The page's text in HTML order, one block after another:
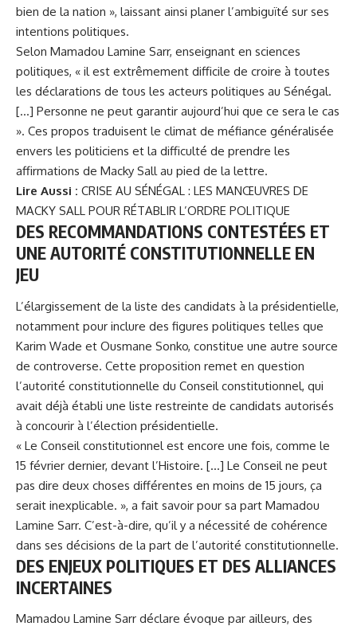
bien de la nation », laissant ainsi planer l’ambiguïté sur ses
intentions politiques.
Selon Mamadou Lamine Sarr, enseignant en sciences
politiques, « il est extrêmement difficile de croire à toutes
les déclarations de tous les acteurs politiques au Sénégal.
[…] Personne ne peut garantir aujourd’hui que ce sera le cas
». Ces propos traduisent le climat de méfiance généralisée
envers les politiciens et la difficulté de prendre les
affirmations de Macky Sall au pied de la lettre.
Lire Aussi : CRISE AU SÉNÉGAL : LES MANŒUVRES DE
MACKY SALL POUR RÉTABLIR L’ORDRE POLITIQUE
DES RECOMMANDATIONS CONTESTÉES ET
UNE AUTORITÉ CONSTITUTIONNELLE EN
JEU
L’élargissement de la liste des candidats à la présidentielle,
notamment pour inclure des figures politiques telles que
Karim Wade et Ousmane Sonko, constitue une autre source
de controverse. Cette proposition remet en question
l’autorité constitutionnelle du Conseil constitutionnel, qui
avait déjà établi une liste restreinte de candidats autorisés
à concourir à l’élection présidentielle.
« Le Conseil constitutionnel est encore une fois, comme le
15 février dernier, devant l’Histoire. […] Le Conseil ne peut
pas dire deux choses différentes en moins de 15 jours, ça
serait inexplicable. », a fait savoir pour sa part Mamadou
Lamine Sarr. C’est-à-dire, qu’il y a nécessité de cohérence
dans ses décisions de la part de l’autorité constitutionnelle.
DES ENJEUX POLITIQUES ET DES ALLIANCES
INCERTAINES
Mamadou Lamine Sarr déclare évoque par ailleurs, des